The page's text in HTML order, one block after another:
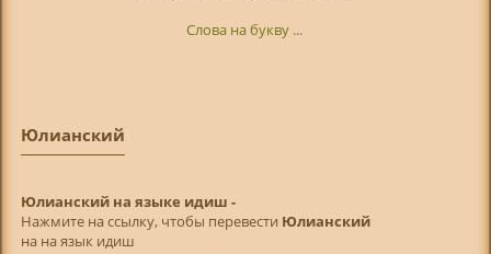
Слова на букву ...
Юлианский
Юлианский на языке идиш -
Нажмите на ссылку, чтобы перевести Юлианский
на на язык идиш